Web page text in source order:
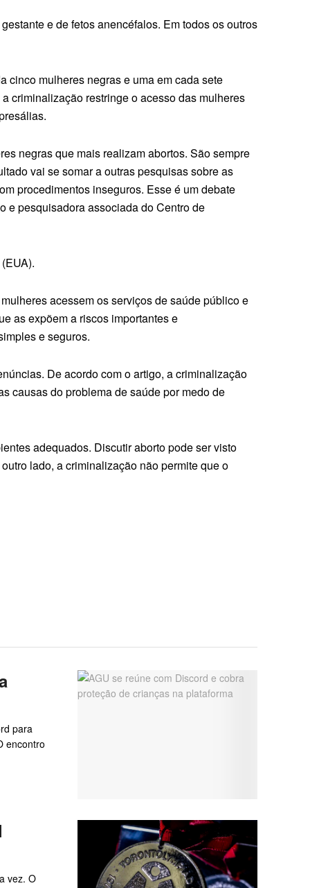
e de fetos anencéfalos. Em todos os outros
cinco mulheres negras e uma em cada sete
criminalização restringe o acesso das mulheres
negras que mais realizam abortos. São sempre
vai se somar a outras pesquisas sobre as
procedimentos inseguros. Esse é um debate
e pesquisadora associada do Centro de
acessem os serviços de saúde público e
as expõem a riscos importantes e
e seguros.
De acordo com o artigo, a criminalização
causas do problema de saúde por medo de
adequados. Discutir aborto pode ser visto
lado, a criminalização não permite que o
para
encontro
vez. O